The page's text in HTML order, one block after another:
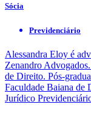
Sócia
Previdenciário
Alessandra Eloy é
Zenandro
de Direito. Pós-
Faculdade Baiana de
Jurídico